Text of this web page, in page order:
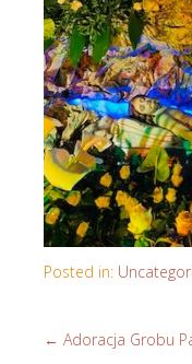
Posted in:
← Adoracja Grobu